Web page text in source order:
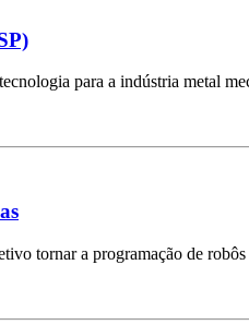
para a indústria metal
tornar a programação de